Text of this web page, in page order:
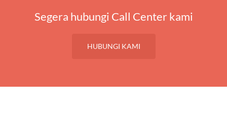
Segera hubungi Call Center kami
HUBUNGI KAMI